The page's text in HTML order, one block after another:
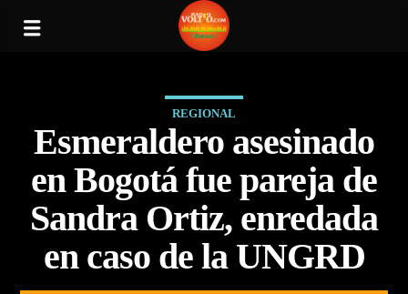
REGIONAL
Esmeraldero asesinado
en Bogotá fue pareja de
Sandra Ortiz, enredada
en caso de la UNGRD